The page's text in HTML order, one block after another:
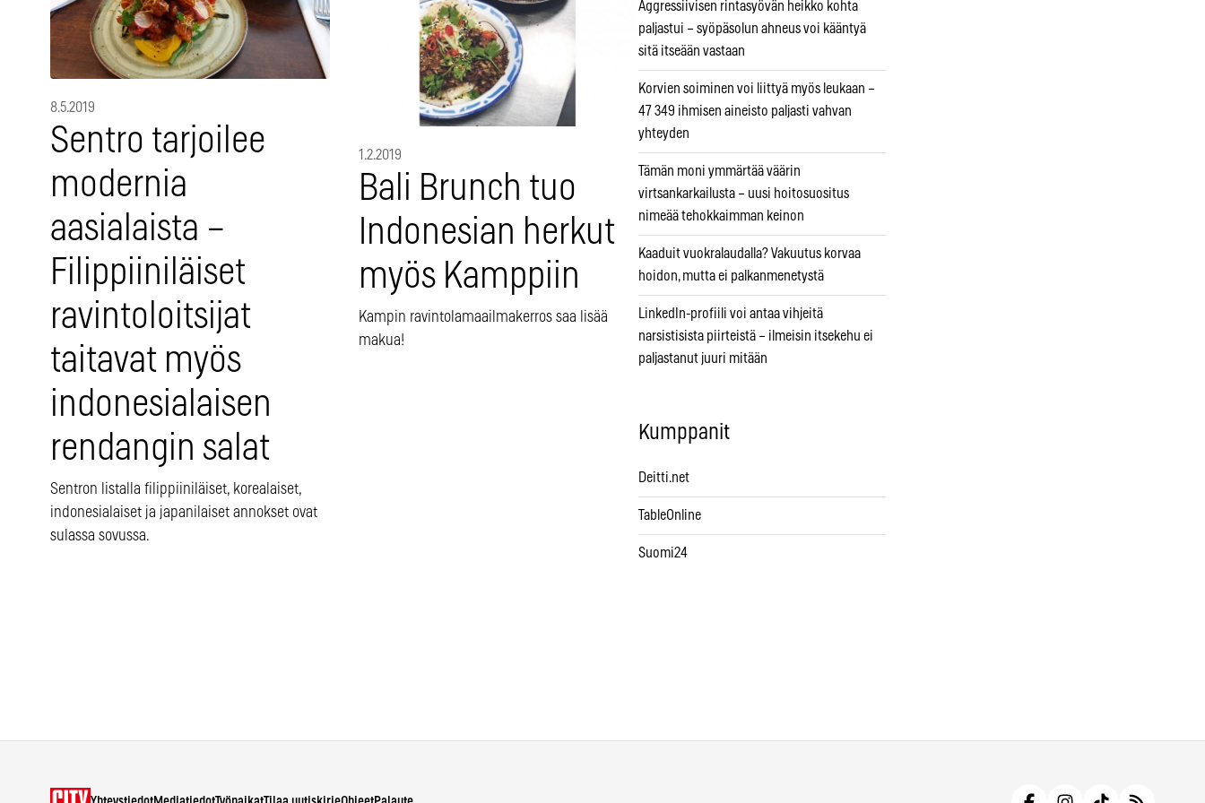
8.5.2019
Sentro tarjoilee
modernia
aasialaista –
Filippiiniläiset
ravintoloitsijat
taitavat myös
indonesialaisen
rendangin salat
Sentron listalla filippiiniläiset, korealaiset,
indonesialaiset ja japanilaiset annokset ovat
sulassa sovussa.
1.2.2019
Bali Brunch tuo
Indonesian herkut
myös Kamppiin
Kampin ravintolamaailmakerros saa lisää
makua!
Aggressiivisen rintasyövän heikko kohta
paljastui – syöpäsolun ahneus voi kääntyä
sitä itseään vastaan
Korvien soiminen voi liittyä myös leukaan –
47 349 ihmisen aineisto paljasti vahvan
yhteyden
Tämän moni ymmärtää väärin
virtsankarkailusta – uusi hoitosuositus
nimeää tehokkaimman keinon
Kaaduit vuokralaudalla? Vakuutus korvaa
hoidon, mutta ei palkanmenetystä
LinkedIn-profiili voi antaa vihjeitä
narsistisista piirteistä – ilmeisin itsekehu ei
paljastanut juuri mitään
Kumppanit
Deitti.net
TableOnline
Suomi24